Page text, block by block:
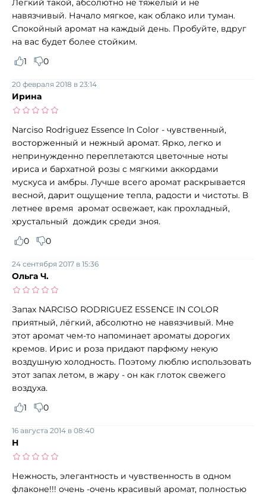
Легкий такой, абсолютно не тяжелый и не
навязчивый. Начало мягкое, как облако или туман.
Спокойный аромат на каждый день. Пробуйте, вдруг
на вас будет более стойким.
1
0
Ирина
20 февраля 2018 в 23:14
Narciso Rodriguez Essence In Color - чувственный,
восторженный и нежный аромат. Ярко, легко и
непринужденно переплетаются цветочные ноты
ириса и бархатной розы с мягкими аккордами
мускуса и амбры. Лучше всего аромат раскрывается
весной, дарит ощущение тепла, радости и чистоты. В
летнее время аромат освежает, как прохладный,
хрустальный дождик среди зноя.
0
0
Ольга Ч.
24 сентября 2017 в 15:36
Запах NARCISO RODRIGUEZ ESSENCE IN COLOR
приятный, лёгкий, абсолютно не навязчивый. Мне
этот аромат чем-то напоминает ароматы дорогих
кремов. Ирис и роза придают парфюму некую
воздушную холодность. Поэтому люблю использовать
этот запах летом, в жару - он как глоток свежего
воздуха.
1
0
Н
16 августа 2014 в 08:40
Нежность, элегантность и чувственность в одном
флаконе!!! очень -очень красивый аромат, полностью